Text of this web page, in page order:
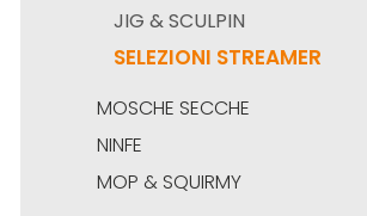
JIG & SCULPIN
SELEZIONI STREAMER
MOSCHE SECCHE
NINFE
MOP & SQUIRMY